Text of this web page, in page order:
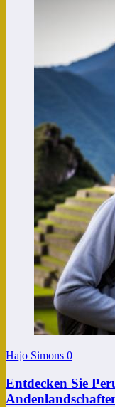
Hajo Simons 0
Entdecken Sie